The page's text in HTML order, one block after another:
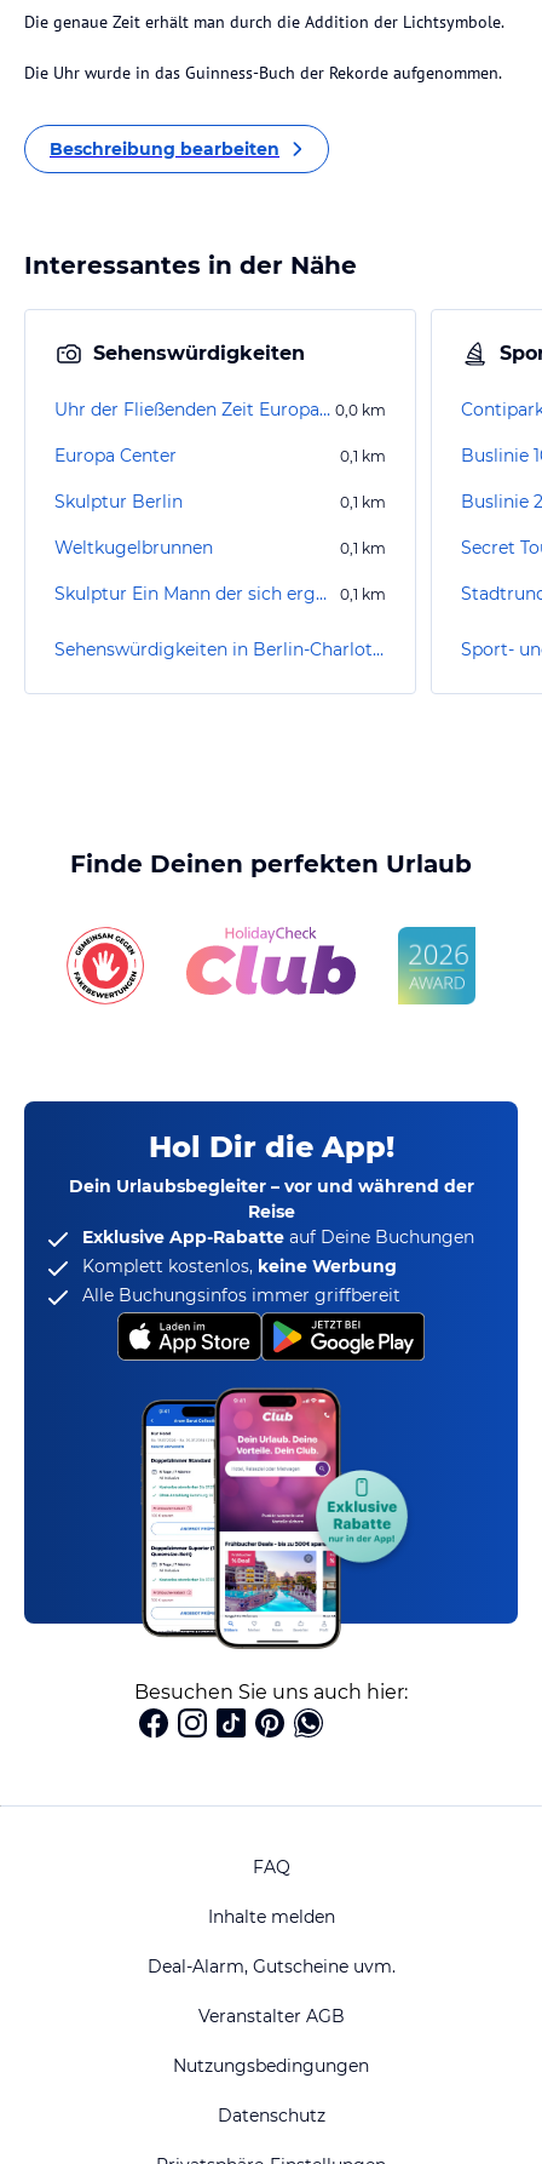
Die genaue Zeit erhält man durch die Addition der Lichtsymbole.
Die Uhr wurde in das Guinness-Buch der Rekorde aufgenommen.
Beschreibung bearbeiten
Interessantes in der Nähe
Sehenswürdigkeiten
Uhr der Fließenden Zeit Europa-Center 0,0 km
Europa Center 0,1 km
Skulptur Berlin 0,1 km
Weltkugelbrunnen 0,1 km
Skulptur Ein Mann der sich ergötzt an einer Blume 0,1 km
Sehenswürdigkeiten in Berlin-Charlottenburg-Wilmersdorf
Buslinie
Buslinie
Secret
Finde Deinen perfekten Urlaub
Hol Dir die App!
Dein Urlaubsbegleiter – vor und während der
Reise
Exklusive App-Rabatte auf Deine Buchungen
Komplett kostenlos, keine Werbung
Alle Buchungsinfos immer griffbereit
Besuchen Sie uns auch hier:
FAQ
Inhalte melden
Deal-Alarm, Gutscheine uvm.
Veranstalter AGB
Nutzungsbedingungen
Datenschutz